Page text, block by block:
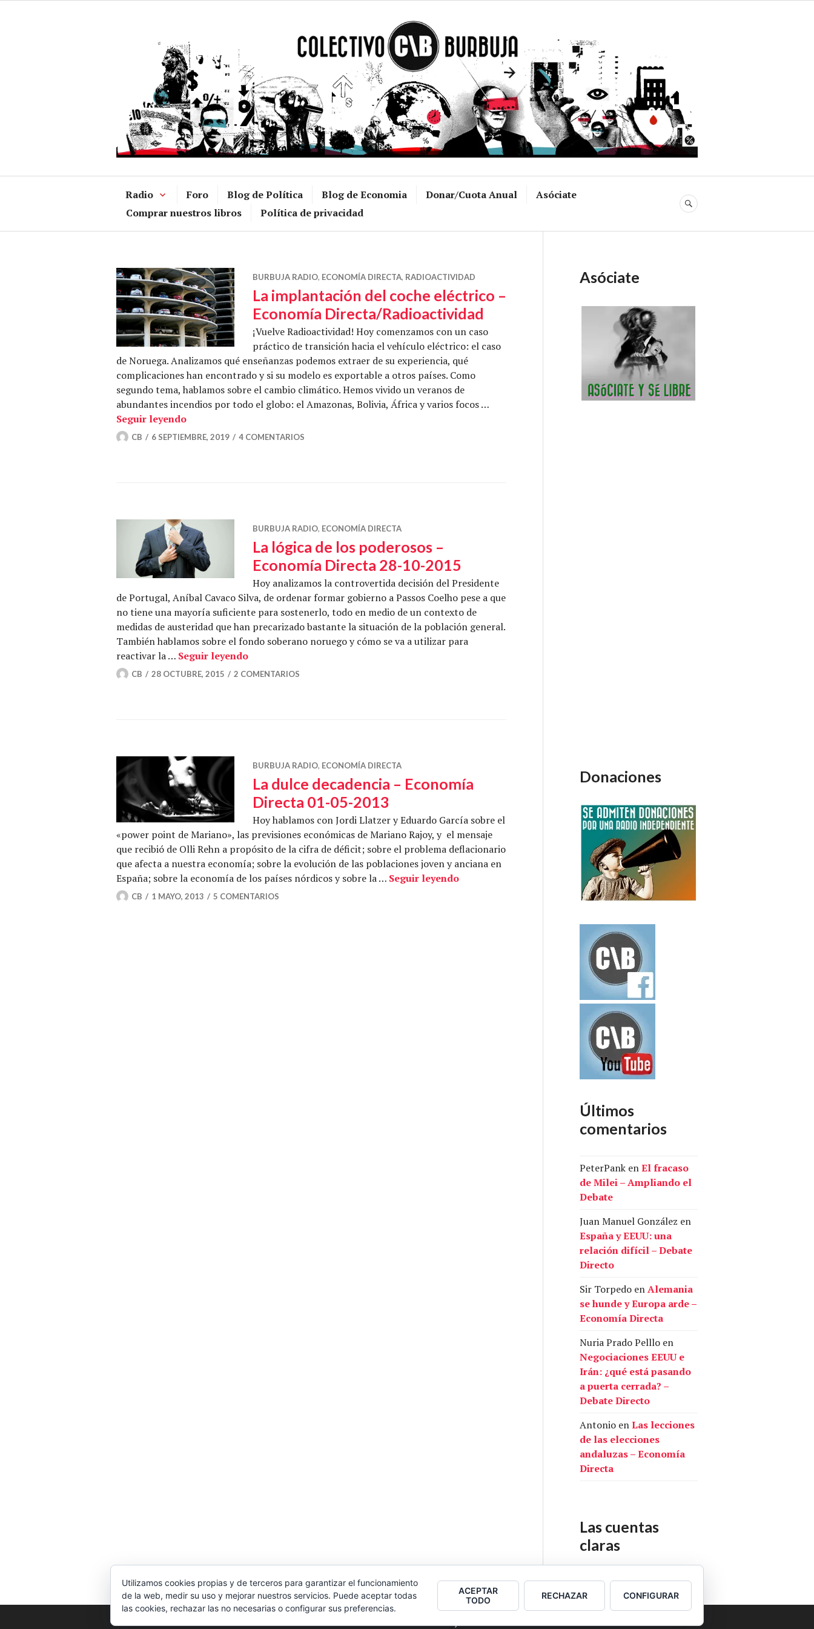
Radio Foro Blog de Política Blog de Economia Donar/Cuota Anual
Asóciate
Comprar nuestros libros
Política de privacidad
BUSCAR
BURBUJA RADIO, ECONOMÍA DIRECTA, RADIOACTIVIDAD
La implantación del coche eléctrico –
Economía Directa/Radioactividad
¡Vuelve Radioactividad! Hoy comenzamos con un caso
práctico de transición hacia el vehículo eléctrico: el caso
de Noruega. Analizamos qué enseñanzas podemos extraer de su experiencia, qué
complicaciones han encontrado y si su modelo es exportable a otros países. Como
segundo tema, hablamos sobre el cambio climático. Hemos vivido un veranos de
abundantes incendios por todo el globo: el Amazonas, Bolivia, África y varios focos …
Seguir leyendoLa implantación del coche eléctrico – Economía Directa/Radioactividad
CB 6 SEPTIEMBRE, 2019 4 COMENTARIOS
BURBUJA RADIO, ECONOMÍA DIRECTA
La lógica de los poderosos –
Economía Directa 28-10-2015
Hoy analizamos la controvertida decisión del Presidente
de Portugal, Aníbal Cavaco Silva, de ordenar formar gobierno a Passos Coelho pese a que
no tiene una mayoría suficiente para sostenerlo, todo en medio de un contexto de
medidas de austeridad que han precarizado bastante la situación de la población general.
También hablamos sobre el fondo soberano noruego y cómo se va a utilizar para
reactivar la … Seguir leyendoLa lógica de los poderosos – Economía Directa 28-10-2015
CB 28 OCTUBRE, 2015 2 COMENTARIOS
BURBUJA RADIO, ECONOMÍA DIRECTA
La dulce decadencia – Economía
Directa 01-05-2013
Hoy hablamos con Jordi Llatzer y Eduardo García sobre el
«power point de Mariano», las previsiones económicas de Mariano Rajoy, y el mensaje
que recibió de Olli Rehn a propósito de la cifra de déficit; sobre el problema deflacionario
que afecta a nuestra economía; sobre la evolución de las poblaciones joven y anciana en
España; sobre la economía de los países nórdicos y sobre la … Seguir leyendoLa dulce decadencia – Economía Directa 01-05-2013
CB 1 MAYO, 2013 5 COMENTARIOS
Asóciate
Donaciones
Últimos
comentarios
PeterPank enEl fracaso
de Milei – Ampliando el
Debate
Juan Manuel González en
España y EEUU: una
relación difícil – Debate
Directo
Sir Torpedo enAlemania
se hunde y Europa arde –
Economía Directa
Nuria Prado Pelllo en
Negociaciones EEUU e
Irán: ¿qué está pasando
a puerta cerrada? –
Debate Directo
Antonio enLas lecciones
de las elecciones
andaluzas – Economía
Directa
Las cuentas
claras
Nuestras cuentas
2026 Colectivo Burbuja
Utilizamos cookies propias y de terceros para garantizar el funcionamiento
de la web, medir su uso y mejorar nuestros servicios. Puede aceptar todas
las cookies, rechazar las no necesarias o configurar sus preferencias.
ACEPTAR
TODO
RECHAZAR CONFIGURAR